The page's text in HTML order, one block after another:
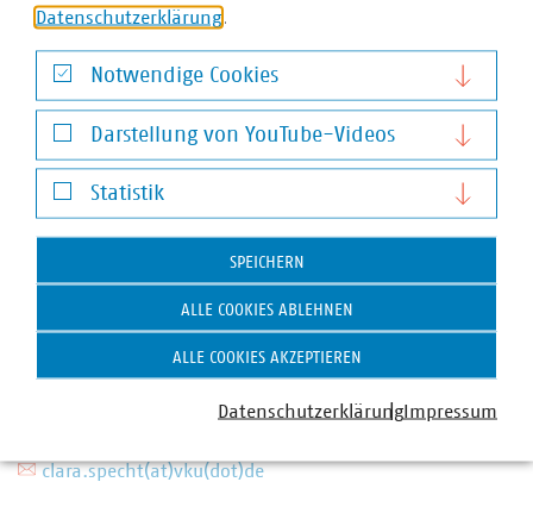
Clara Specht
Fachgebietsleiterin Cybersicherheit, Digitale
Transformation und Organisation
clara.specht(at)vku(dot)de
Datenschutzerklärung.
Notwendige Cookies
Notwendige Cookies
Darstellung von YouTube-Videos
Darstellung von YouTube-Videos
Statistik
Statistik
SPEICHERN
ALLE COOKIES ABLEHNEN
ALLE COOKIES AKZEPTIEREN
DatenschutzerklärungImpressum